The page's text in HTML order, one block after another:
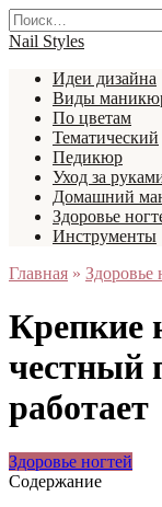
Перейти
к
содержанию
Search
for:
Nail Styles
Идеи дизайна
Виды
По цветам
Тематический
Педикюр
Уход за
Домашний
Здоровье
Инструменты
Главная » Здоровье
Крепкие
честный
работает
Здоровье ногтей
Содержание